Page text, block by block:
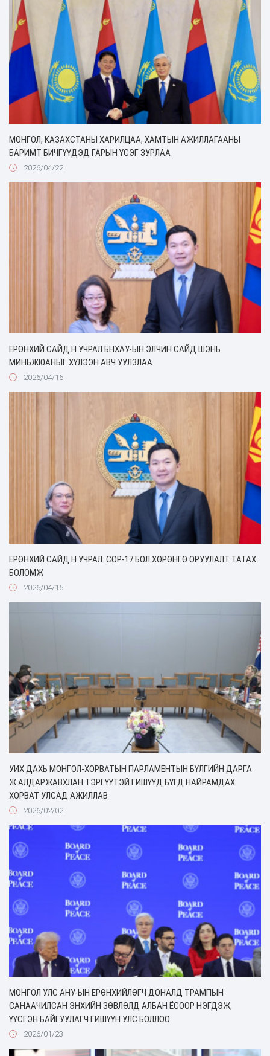
МОНГОЛ, КАЗАХСТАНЫ ХАРИЛЦАА, ХАМТЫН АЖИЛЛАГААНЫ
БАРИМТ БИЧГҮҮДЭД ГАРЫН ҮСЭГ ЗУРЛАА
2026/04/22
ЕРӨНХИЙ САЙД Н.УЧРАЛ БНХАУ-ЫН ЭЛЧИН САЙД ШЭНЬ
МИНЬЖЮАНЫГ ХҮЛЭЭН АВЧ УУЛЗЛАА
2026/04/16
ЕРӨНХИЙ САЙД Н.УЧРАЛ: COP-17 БОЛ ХӨРӨНГӨ ОРУУЛАЛТ ТАТАХ
БОЛОМЖ
2026/04/15
УИХ ДАХЬ МОНГОЛ-ХОРВАТЫН ПАРЛАМЕНТЫН БҮЛГИЙН ДАРГА
Ж.АЛДАРЖАВХЛАН ТЭРГҮҮТЭЙ ГИШҮҮД БҮГД НАЙРАМДАХ
ХОРВАТ УЛСАД АЖИЛЛАВ
2026/02/02
МОНГОЛ УЛС АНУ-ЫН ЕРӨНХИЙЛӨГЧ ДОНАЛД ТРАМПЫН
САНААЧИЛСАН ЭНХИЙН ЗӨВЛӨЛД АЛБАН ЁСООР НЭГДЭЖ,
ҮҮСГЭН БАЙГУУЛАГЧ ГИШҮҮН УЛС БОЛЛОО
2026/01/23